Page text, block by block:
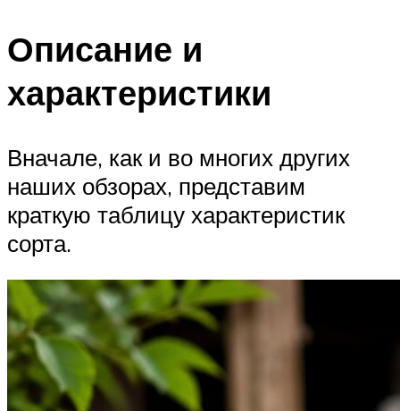
Описание и
характеристики
Вначале, как и во многих других
наших обзорах, представим
краткую таблицу характеристик
сорта.